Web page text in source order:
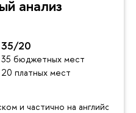
анализ
35/20
35 бюджетных мест
20 платных мест
и частично на английском